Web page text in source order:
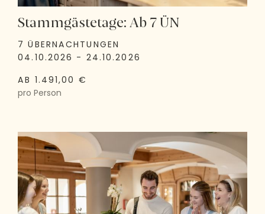
Stammgästetage: Ab 7 ÜN
7 ÜBERNACHTUNGEN
04.10.2026 - 24.10.2026
AB 1.491,00 €
pro Person